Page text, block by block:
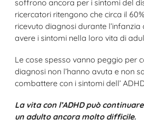
soffrono ancora per i sintomi del
ricercatori ritengono che circa il
ricevuto diagnosi durante l’infanzia
avere i sintomi nella loro vita di
Le cose spesso vanno peggio per
diagnosi non l’hanno avuta e non
combattere con i sintomi dell’
La vita con l’ADHD può
un adulto ancora molto difficile.